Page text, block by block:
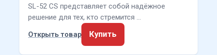
SL-52 CS представляет собой надёжное
решение для тех, кто стремится …
Открыть товар
Купить